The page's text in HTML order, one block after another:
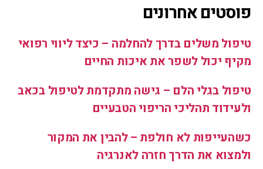
פוסטים אחרונים
טיפול משלים בדרך להחלמה – כיצד ליווי רפואי
מקיף יכול לשפר את איכות החיים
טיפול בגלי הלם – גישה מתקדמת לטיפול בכאב
ולעידוד תהליכי הריפוי הטבעיים
כשהעייפות לא חולפת – להבין את המקור
ולמצוא את הדרך חזרה לאנרגיה